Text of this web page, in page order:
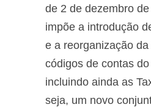
de 2 de dezembro
impõe a introdução
e a reorganização
códigos de contas
incluindo ainda as
seja, um novo